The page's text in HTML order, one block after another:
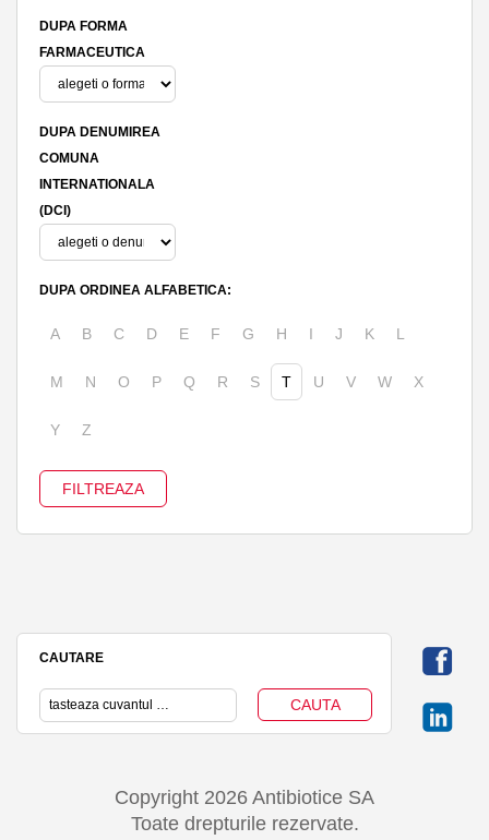
DUPA FORMA
FARMACEUTICA
DUPA DENUMIREA
COMUNA
INTERNATIONALA
(DCI)
DUPA ORDINEA ALFABETICA:
A B C D E F G H I J K L
M N O P Q R S T U V W X
Y Z
CAUTARE
Copyright 2026 Antibiotice SA
Toate drepturile rezervate.